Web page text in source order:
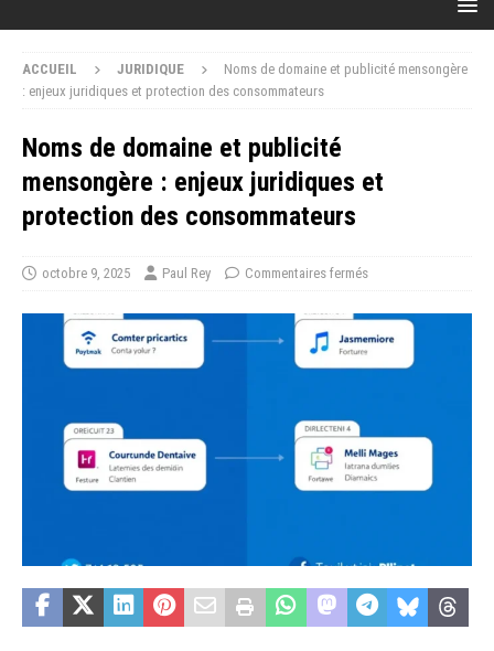
ACCUEIL JURIDIQUE
Noms de domaine et publicité mensongère
: enjeux juridiques et protection des consommateurs
Noms de domaine et publicité
mensongère : enjeux juridiques et
protection des consommateurs
octobre 9, 2025 Paul Rey Commentaires fermés